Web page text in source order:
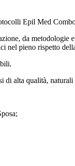
Epil Med
da
nel pieno rispetto
di alta qualità, naturali